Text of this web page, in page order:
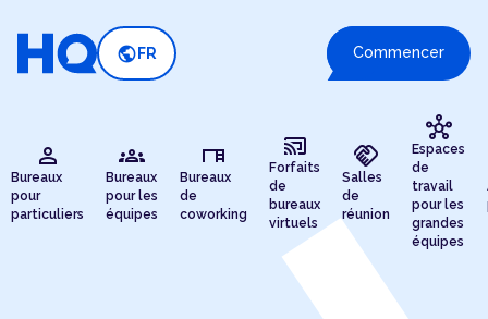
public FR Commencer
person
Bureaux
pour
particuliers
groups
Bureaux
pour les
équipes
desk
Bureaux
de
coworking
cast_connected
Forfaits
de
bureaux
virtuels
handshake
Salles
de
réunion
hub
Espaces
de
travail
pour les
grandes
équipes